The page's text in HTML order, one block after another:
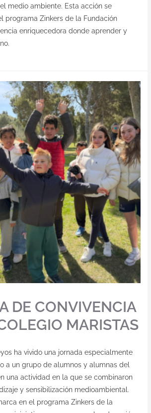
medio ambiente. Esta acción se
programa Zinkers de la Fundación
enriquecedora donde aprender y
DE CONVIVENCIA
MARISTAS
ha vivido una jornada especialmente
a un grupo de alumnos y alumnas del
una actividad en la que se combinaron
y sensibilización medioambiental.
en el programa Zinkers de la